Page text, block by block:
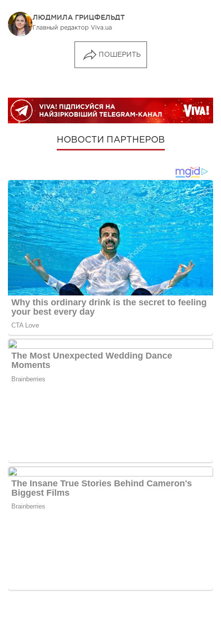
ЛЮДМИЛА ГРИЦФЕЛЬДТ
Главный редактор Viva.ua
ПОШЕРИТЬ
НОВОСТИ ПАРТНЕРОВ